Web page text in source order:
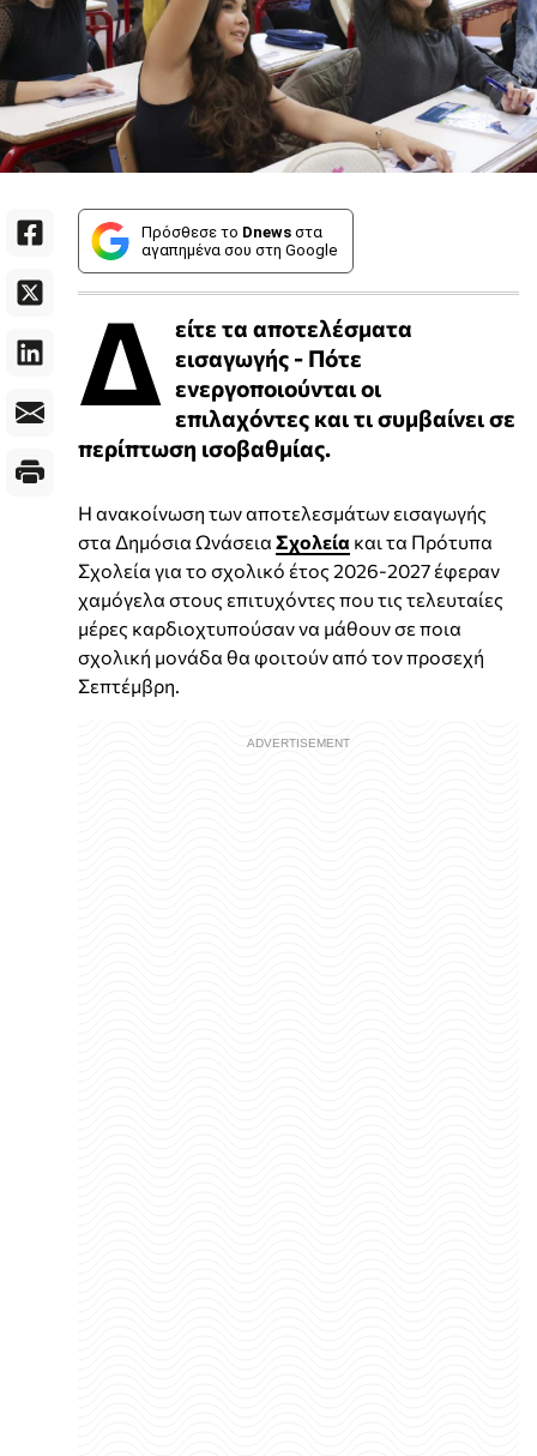
Πρόσθεσε το Dnews στα
αγαπημένα σου στη Google
Δ είτε τα αποτελέσματα
εισαγωγής - Πότε
ενεργοποιούνται οι
επιλαχόντες και τι συμβαίνει σε
περίπτωση ισοβαθμίας.
Η ανακοίνωση των αποτελεσμάτων εισαγωγής
στα Δημόσια Ωνάσεια Σχολεία και τα Πρότυπα
Σχολεία για το σχολικό έτος 2026-2027 έφεραν
χαμόγελα στους επιτυχόντες που τις τελευταίες
μέρες καρδιοχτυπούσαν να μάθουν σε ποια
σχολική μονάδα θα φοιτούν από τον προσεχή
Σεπτέμβρη.